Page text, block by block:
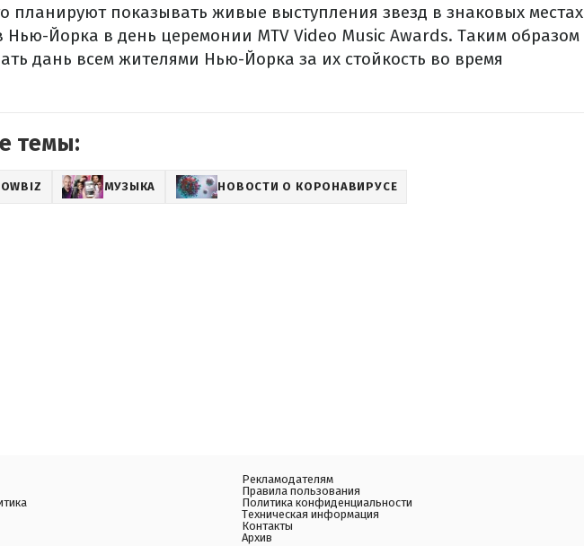
планируют показывать живые выступления звезд в знаковых местах
Нью-Йорка в день церемонии MTV Video Music Awards. Таким образом
дань всем жителями Нью-Йорка за их стойкость во время
темы:
МУЗЫКА НОВОСТИ О КОРОНАВИРУСЕ
Рекламодателям
Правила пользования
Политика конфиденциальности
Техническая информация
Контакты
Архив